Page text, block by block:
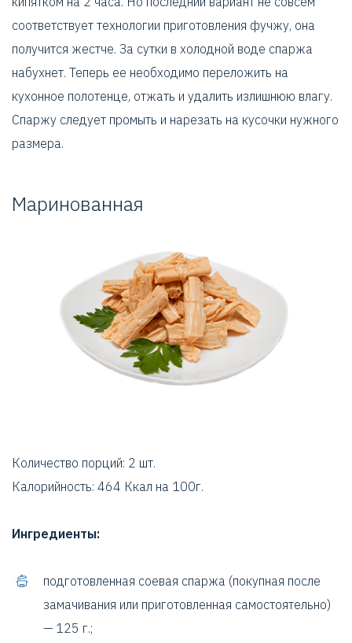
соответствует технологии приготовления фучжу, она
получится жестче. За сутки в холодной воде спаржа
набухнет. Теперь ее необходимо переложить на
кухонное полотенце, отжать и удалить излишнюю влагу.
Спаржу следует промыть и нарезать на кусочки нужного
размера.
Маринованная
Количество порций: 2 шт.
Калорийность: 464 Ккал на 100г.
Ингредиенты:
подготовленная соевая спаржа (покупная после
замачивания или приготовленная самостоятельно)
— 125 г.;